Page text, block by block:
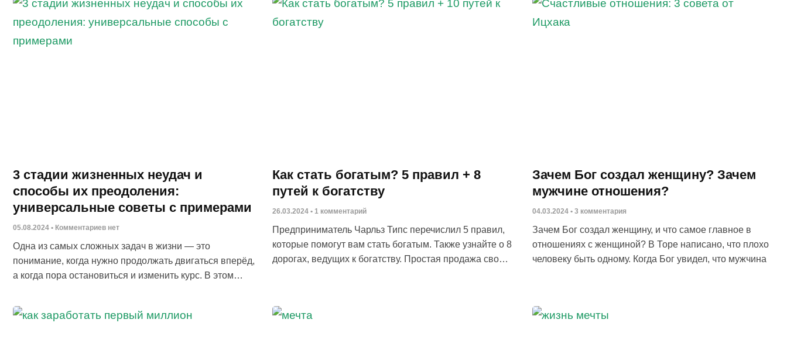
3 стадии жизненных неудач и
способы их преодоления:
универсальные советы с примерами
05.08.2024 Комментариев нет
Одна из самых сложных задач в жизни — это
понимание, когда нужно продолжать двигаться вперёд,
а когда пора остановиться и изменить курс. В этом
Как стать богатым? 5 правил + 8
путей к богатству
26.03.2024 1 комментарий
Предприниматель Чарльз Типс перечислил 5 правил,
которые помогут вам стать богатым. Также узнайте о 8
дорогах, ведущих к богатству. Простая продажа своего
Зачем Бог создал женщину? Зачем
мужчине отношения?
04.03.2024 3 комментария
Зачем Бог создал женщину, и что самое главное в
отношениях с женщиной? В Торе написано, что плохо
человеку быть одному. Когда Бог увидел, что мужчина